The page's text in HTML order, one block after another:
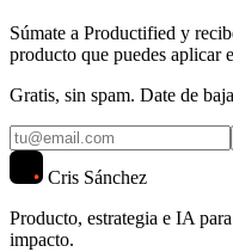
Súmate a Productified y
producto que puedes aplicar
Gratis, sin spam. Date de
Cris Sánchez
Producto, estrategia e IA
impacto.